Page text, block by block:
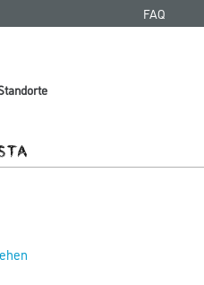
FAQ